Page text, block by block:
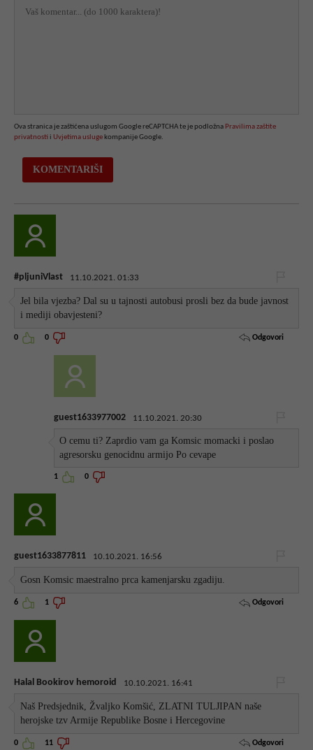
Ova stranica je zaštićena uslugom Google reCAPTCHA te je podložna Pravilima zaštite
privatnosti i Uvjetima usluge kompanije Google.
#pljuniVlast 11.10.2021. 01:33
Jel bila vjezba? Dal su u tajnosti autobusi prosli bez da bude javnost
i mediji obavjesteni?
0 0 Odgovori
guest1633977002 11.10.2021. 20:30
O cemu ti? Zaprdio vam ga Komsic momacki i poslao
agresorsku genocidnu armijo Po cevape
1 0
guest1633877811 10.10.2021. 16:56
Gosn Komsic maestralno prca kamenjarsku zgadiju.
6 1 Odgovori
Halal Bookirov hemoroid 10.10.2021. 16:41
Naš Predsjednik, Žvaljko Komšić, ZLATNI TULJIPAN naše
herojske tzv Armije Republike Bosne i Hercegovine
0 11 Odgovori